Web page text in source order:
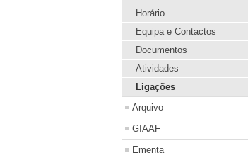
Horário
Equipa e Contactos
Documentos
Atividades
Ligações
Arquivo
GIAAF
Ementa